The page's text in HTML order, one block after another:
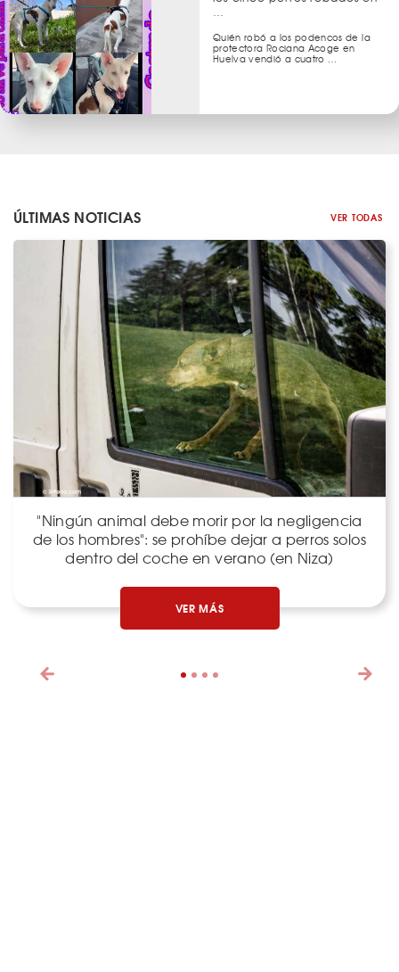
…
Quién robó a los podencos de la
protectora Rociana Acoge en
Huelva vendió a cuatro …
ÚLTIMAS NOTICIAS VER TODAS
"Ningún animal debe morir por la negligencia
de los hombres": se prohíbe dejar a perros solos
dentro del coche en verano (en Niza)
VER MÁS